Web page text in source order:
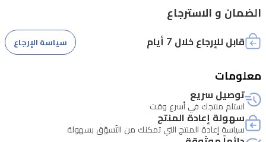
الضمان و الاسترجاع
قابل للإرجاع خلال 7 أيام سياسة الإرجاع
معلومات
توصيل سريع
استلم منتجك في أسرع وقت
سهولة إعادة المنتج
سياسة إعادة المنتج التي تمكنك من التّسوّق بسهولة